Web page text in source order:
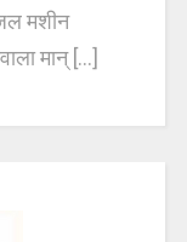
मशीन
मान् [...]